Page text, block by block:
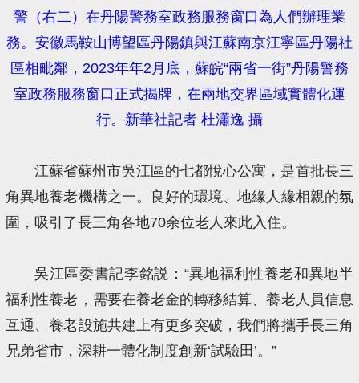
警（右二）在丹陽警務室政務服務窗口為人們辦理業
務。安徽馬鞍山博望區丹陽鎮與江蘇南京江寧區丹陽社
區相毗鄰，2023年年2月底，蘇皖“兩省一街”丹陽警務
室政務服務窗口正式揭牌，在兩地交界區域實體化運
行。新華社記者 杜瀟逸 攝
江蘇省蘇州市吳江區的七都悅心公寓，是首批長三
角異地養老機構之一。良好的環境、地緣人緣相親的氛
圍，吸引了長三角各地70余位老人來此入住。
吳江區委書記李銘説：“異地福利性養老和異地半
福利性養老，需要在養老金的轉移結算、養老人員信息
互通、養老設施共建上有更多突破，我們將攜手長三角
兄弟省市，深耕一體化制度創新‘試驗田’。”